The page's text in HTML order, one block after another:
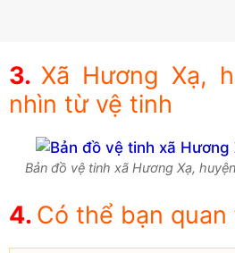
Xã Hương Xạ,
nhìn từ vệ tinh
Bản đồ vệ tinh xã Hương Xạ,
Có thể bạn quan